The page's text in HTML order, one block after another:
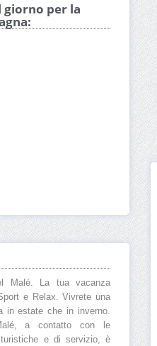
giorno per la
Malé. La tua vacanza
e Relax. Vivrete una
in estate che in inverno.
a contatto con le
turistiche e di servizio, è